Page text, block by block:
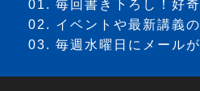
毎回書き下ろし！好
イベントや最新講義
毎週水曜日にメール